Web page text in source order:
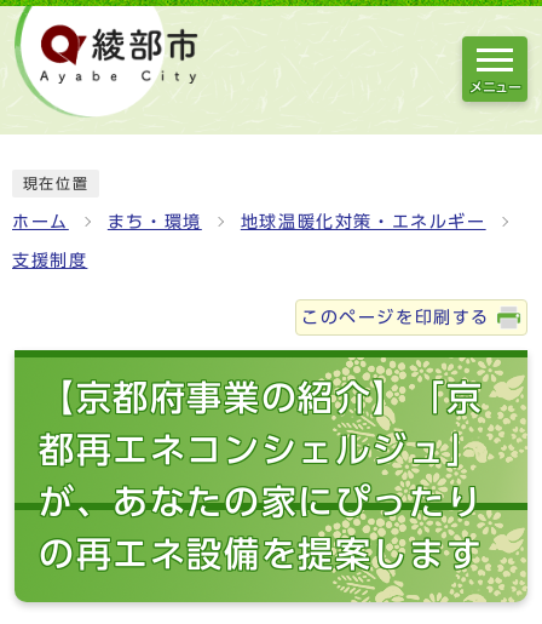
メニュー
現在位置
ホーム まち・環境 地球温暖化対策・エネルギー
支援制度
このページを印刷する
【京都府事業の紹介】「京
都再エネコンシェルジュ」
が、あなたの家にぴったり
の再エネ設備を提案します